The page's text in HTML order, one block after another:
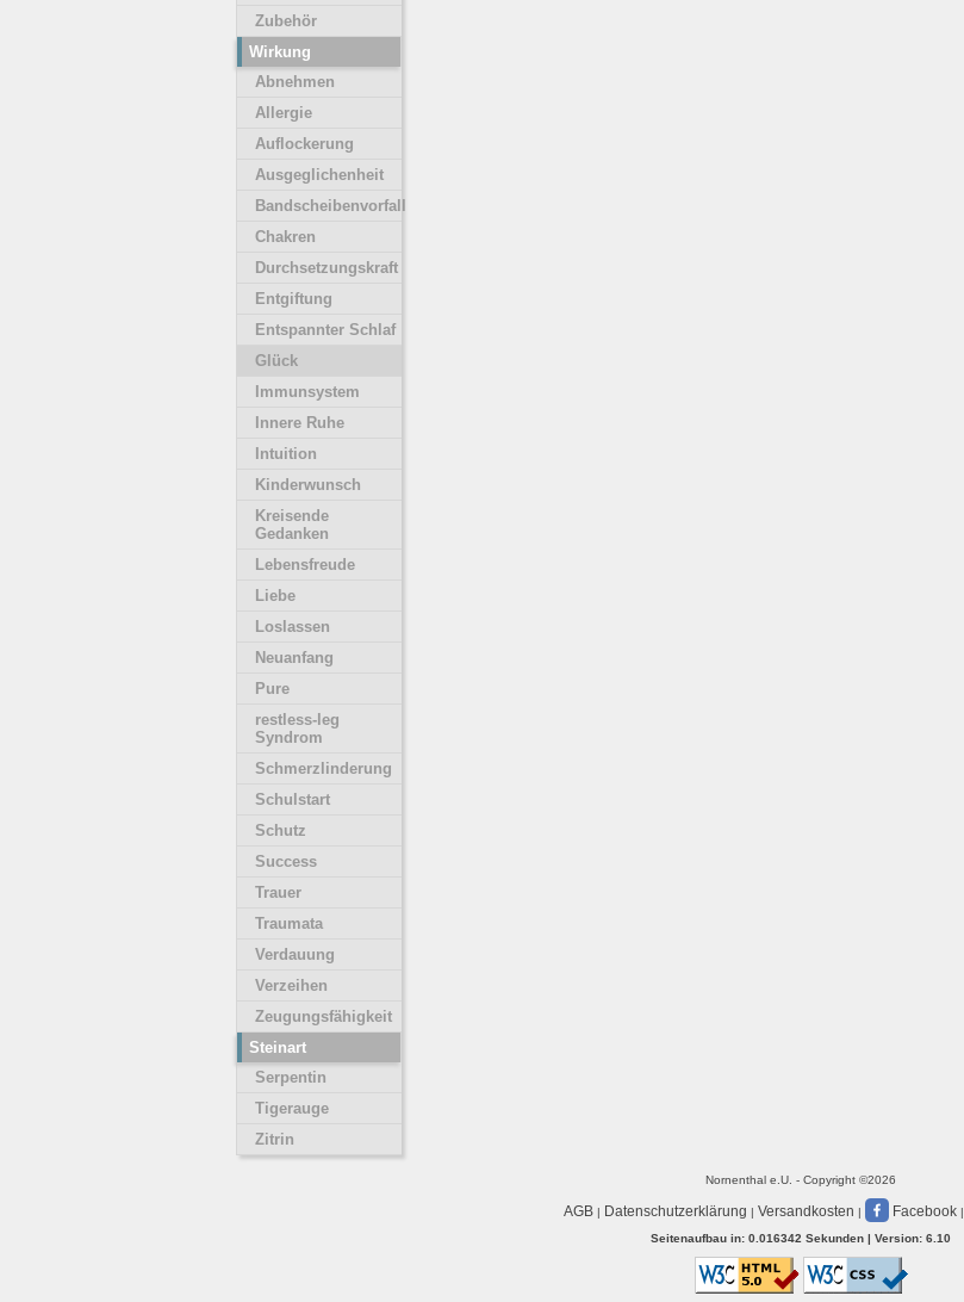
Zubehör
Wirkung
Abnehmen
Allergie
Auflockerung
Ausgeglichenheit
Bandscheibenvorfall
Chakren
Durchsetzungskraft
Entgiftung
Entspannter Schlaf
Glück
Immunsystem
Innere Ruhe
Intuition
Kinderwunsch
Kreisende
Gedanken
Lebensfreude
Liebe
Loslassen
Neuanfang
Pure
restless-leg
Syndrom
Schmerzlinderung
Schulstart
Schutz
Success
Trauer
Traumata
Verdauung
Verzeihen
Zeugungsfähigkeit
Steinart
Serpentin
Tigerauge
Zitrin
Nornenthal e.U. - Copyright ©2026
AGB| Datenschutzerklärung | Versandkosten | Facebook|
Seitenaufbau in: 0.016342 Sekunden | Version: 6.10